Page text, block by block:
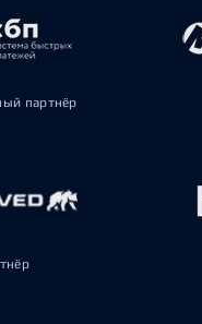
партнёр